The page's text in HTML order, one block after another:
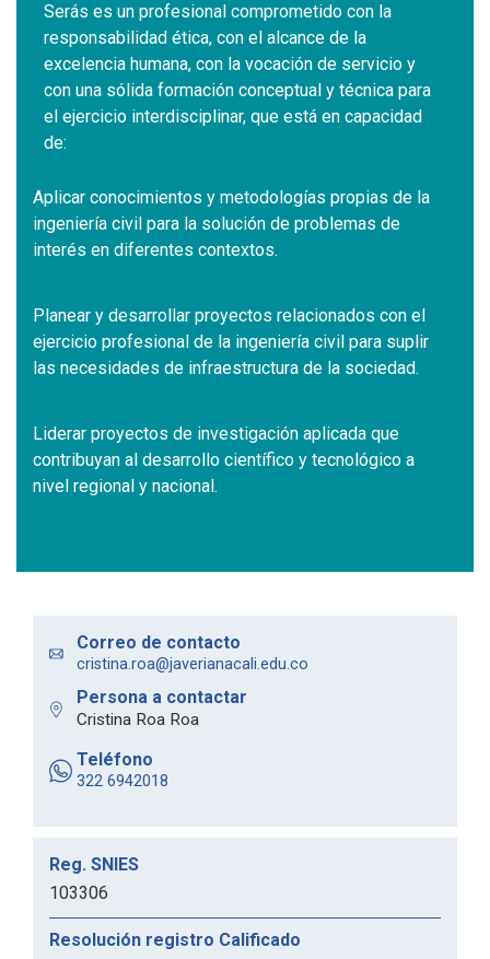
Serás es un profesional comprometido con la
responsabilidad ética, con el alcance de la
excelencia humana, con la vocación de servicio y
con una sólida formación conceptual y técnica para
el ejercicio interdisciplinar, que está en capacidad
de:
Aplicar conocimientos y metodologías propias de la
ingeniería civil para la solución de problemas de
interés en diferentes contextos.
Planear y desarrollar proyectos relacionados con el
ejercicio profesional de la ingeniería civil para suplir
las necesidades de infraestructura de la sociedad.
Liderar proyectos de investigación aplicada que
contribuyan al desarrollo científico y tecnológico a
nivel regional y nacional.
Correo de contacto
cristina.roa@javerianacali.edu.co
Persona a contactar
Cristina Roa Roa
Teléfono
322 6942018
Reg. SNIES
103306
Resolución registro Calificado